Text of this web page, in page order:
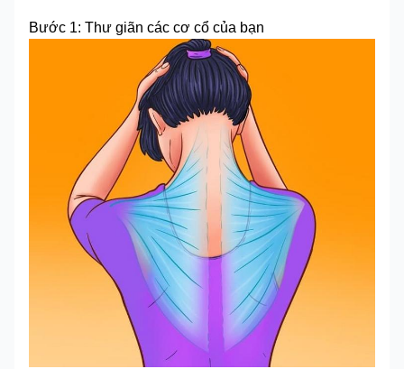
Bước 1: Thư giãn các cơ cổ của bạn